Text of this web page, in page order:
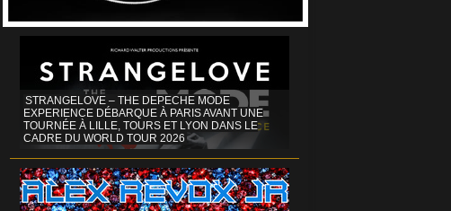
STRANGELOVE – THE DEPECHE MODE
EXPERIENCE DÉBARQUE À PARIS AVANT UNE
TOURNÉE À LILLE, TOURS ET LYON DANS LE
CADRE DU WORLD TOUR 2026